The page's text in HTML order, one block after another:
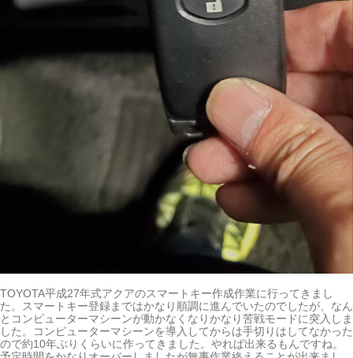
TOYOTA平成27年式アクアのスマートキー作成作業に行ってきまし
た。スマートキー登録まではかなり順調に進んでいたのでしたが、なん
とコンピューターマシーンが動かなくなりかなり苦戦モードに突入しま
した。コンピューターマシーンを導入してからは手切りはしてなかった
ので約10年ぶりくらいに作ってきました。やれば出来るもんですね。